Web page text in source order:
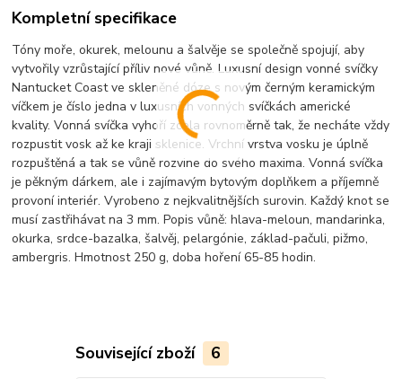
Kompletní specifikace
Tóny moře, okurek, melounu a šalvěje se společně spojují, aby
vytvořily vzrůstající příliv nové vůně. Luxusní design vonné svíčky
Nantucket Coast ve skleněné dóze s novým černým keramickým
víčkem je číslo jedna v luxusních vonných svíčkách americké
kvality. Vonná svíčka vyhoří zcela rovnoměrně tak, že necháte vždy
rozpustit vosk až ke kraji sklenice. Vrchní vrstva vosku je úplně
rozpuštěná a tak se vůně rozvine do svého maxima. Vonná svíčka
je pěkným dárkem, ale i zajímavým bytovým doplňkem a příjemně
provoní interiér. Vyrobeno z nejkvalitnějších surovin. Každý knot se
musí zastřihávat na 3 mm. Popis vůně: hlava-meloun, mandarinka,
okurka, srdce-bazalka, šalvěj, pelargónie, základ-pačuli, pižmo,
ambergris. Hmotnost 250 g, doba hoření 65-85 hodin.
Související zboží 6